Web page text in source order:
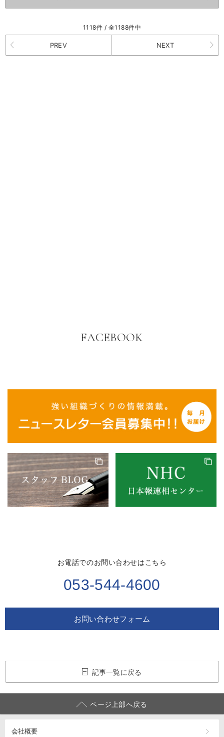
1118件 / 全1188件中
PREV NEXT
FACEBOOK
お電話でのお問い合わせはこちら
053-544-4600
お問い合わせフォーム
記事一覧に戻る
ページ上部へ戻る
会社概要